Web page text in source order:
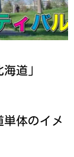
道」
体のイメ